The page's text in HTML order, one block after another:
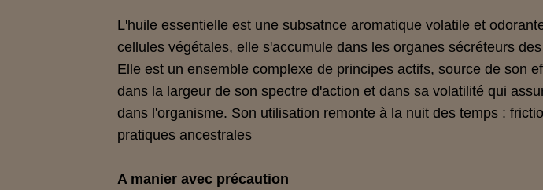
L'huile essentielle est une subsatnce aromatique volatile et
cellules végétales, elle s'accumule dans les organes sécréteurs
Elle est un ensemble complexe de principes actifs, source de son
dans la largeur de son spectre d'action et dans sa volatilité qui
dans l'organisme. Son utilisation remonte à la nuit des temps :
pratiques ancestrales
A manier avec précaution